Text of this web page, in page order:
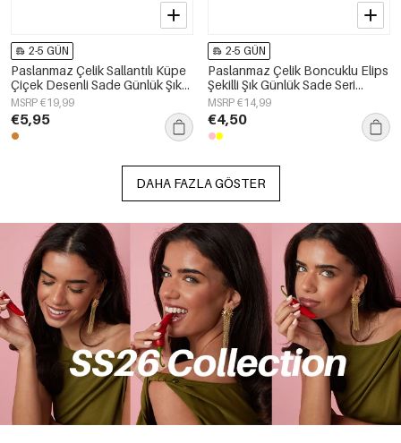
2-5 GÜN
Paslanmaz Çelik Sallantılı Küpe
Çiçek Desenli Sade Günlük Şık
Seri Kadın Takıları
MSRP €19,99
€5,95
2-5 GÜN
Paslanmaz Çelik Boncuklu Elips
Şekilli Şık Günlük Sade Seri
Kadın Takıları
MSRP €14,99
€4,50
DAHA FAZLA GÖSTER